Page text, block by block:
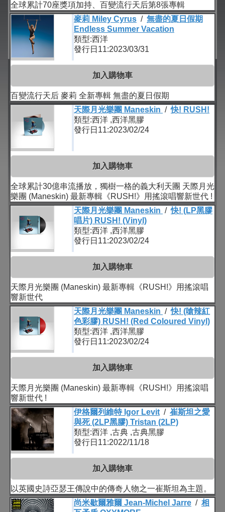
全球累計70座獎項加持、百變流行天后第8張專輯
麥莉 Miley Cyrus / 無盡的夏日假期
Endless Summer Vacation
類型:西洋
發行日11:2023/03/31
加入購物車
百變流行天后 麥莉 全新專輯 無盡的夏日假期
天際月光樂團 Maneskin /快! RUSH!
類型:西洋 ,西洋黑膠
發行日11:2023/02/24
加入購物車
全球累計30億串流播放，獨樹一格的義大利天團 天際月光
樂團 (Maneskin) 最新專輯《RUSH!》用搖滾唱響新世代 !
天際月光樂團 Maneskin /快! (LP黑膠
唱片) RUSH! (Vinyl)
類型:西洋 ,西洋黑膠
發行日11:2023/02/24
加入購物車
天際月光樂團 (Maneskin) 最新專輯《RUSH!》用搖滾唱
響新世代
天際月光樂團 Maneskin /快! (嗆辣紅
色彩膠) RUSH! (Red Coloured Vinyl)
類型:西洋 ,西洋黑膠
發行日11:2023/02/24
加入購物車
天際月光樂團 (Maneskin) 最新專輯《RUSH!》用搖滾唱
響新世代 !
伊格爾列維特 Igor Levit / 崔斯坦之愛
與死 (2LP黑膠) Tristan (2LP)
類型:西洋 ,古典 ,古典黑膠
發行日11:2022/11/18
加入購物車
以英國史詩亞瑟王傳說中的傳奇人物之一崔斯坦為主題。
尚米歇爾雅爾 Jean-Michel Jarre / 相